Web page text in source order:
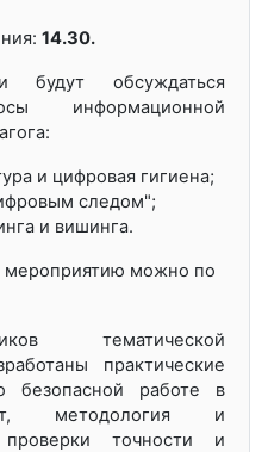
14.30.
будут обсуждаться
информационной
и цифровая гигиена;
следом";
и вишинга.
мероприятию можно по
тематической
практические
безопасной работе в
методология и
проверки точности и